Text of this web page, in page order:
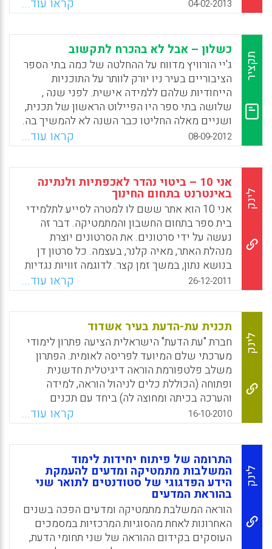
(א) תפיסת המורה את תפקידם של חומרי ההוראה
– מודל להתרחשות הרצויה בכיתה או משאב
בלבד; (ב) הרגלי הלמידה של התלמידים בכל
כיתה. למחקר המתואר במאמר זה יישומים
תאורטיים, בעיקר בתחום ההפעלה של תכניות
הלימודים, ופדגוגיים, ביניהם פיתוח של חומרי
הוראה ותהליך הטמעתם בכיתות ( תמי אייזנמן) .
WhatsApp
Facebook
Email
X
04-02-2013 קראו עוד...
תקציר
כשלון – אבל לא בהכרח לתקשוב
ג'יי הורוויץ מדווח על ההחלטה של כמה בתי הספר
הציבוריים בעיר ניו יורק לוותר על התוכניות
הייחודיות שלהם ללמידה אישית. לפני שנה ,
שלושה בתי ספר היו הפיילוט הראשון של תכנית,
ושניים מאלה החליטו כבר השנה לא להמשיך בה.
ההחלטה כנראה קשורה למחקר על התכנית
שהתפרסם במהלך הקיץ. המחקר לא מצא הישגים
משמעותיים אצל התלמידים שלמדו בתכנית. (
ג'יי הורוויץ ) .
WhatsApp
Facebook
Email
X
08-09-2012 קראו עוד...
לינק
אני 10 – ביטוי נהדר לאכפתיות ולנתינה
באינטרנט בתחום החינוך
אני 10 הוא אתר ששם לו למטרה לסייע לתלמידי
בית ספר בתחום החשבון והמתמטיקה. דבר זה
נעשה על ידי סרטונים. את הסרטונים יוצרת
מנהלת האתר, מאיה קלנר, בעצמה. כל סרטון דן
בנושא נתון, במשך זמן קצר. לדוגמה זוויות נגדיות
וסמוכות. הזמן הקצר מאפשר למידה שאינה
מייגעת מדי. ניתן להגיב ולשאול שאלות על כל
אחד מן הסרטונים. הסרטונים נמצאים ביוטיוב
סרטון הסבר קצר המציג במלים בודדות את מהותו.
הסרטונים מסווגים על פי כיתות ובתוך הכיתות
לקטגוריות נושאיות. עד כה הועלו 690 סרטונים.
בתמונה הבאה ניתן לראות דוגמה מהאופן שבו
מסודרים השיעורים באתר אני 10( יורם אורעד).
WhatsApp
Facebook
Email
X
26-12-2011 קראו עוד...
לינק
תכנית עת-הדעת בעיר אשדוד
חברת "עת הדעת" הישראלית הציעה פתרון לימודי
מערכתי שלם המיועד לפריסה לאומית. הפתרון
משלב פלטפורמת הוראה דיגיטלית חדשנית
ופתוחה (הכוללת כלים לניהול הוראה, למידה
והערכה בכיתה ומחוצה לה) ביחד עם תכנים
אינטראקטיביים המכסים את תוכנית הלימודים
של משרד החינוך, ומתן כלים המאפשרים יצירת
תכנים נוספים על ידי גורמים נוספים. התוכנית
ניתנה לרשויות בחינם, ואת כל התשתיות
הטכנולוגיות סיפקו הרשויות. באשדוד מופעלת
התוכנית בשישה בתי ספר יסודיים בשכבות ד'-ה'.
הקנית החומר ותרגולו מתבצעים באמצעות תכנית
"עת הדעת" בהנחיית המורה, אשר מתכנן ובונה את
השיעור, במהלכו הוא מנהל עם התלמידים דיון
ומקדיש לכל אחד מהם תשומת לב אישית.
16-10-2010 קראו עוד...
לינק
התרומה של פיתוח יחידות לימוד
המשלבות מתמטיקה ומדעים להעמקת
הידע הפדגוגי של סטודנטים לתואר שני
בהוראת המדעים
הוראה המשלבת מתמטיקה ומדעים הפכה בשנים
האחרונות לאחת מהסוגיות המרכזיות במסמכים
העוסקים בקידום ההוראה של שני תחומי הדעת,